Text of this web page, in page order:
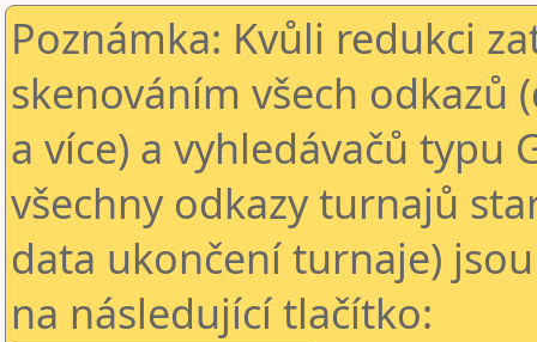
Poznámka: Kvůli redukci
skenováním všech odkazů
a více) a vyhledávačů typu
všechny odkazy turnajů
data ukončení turnaje)
na následující tlačítko: